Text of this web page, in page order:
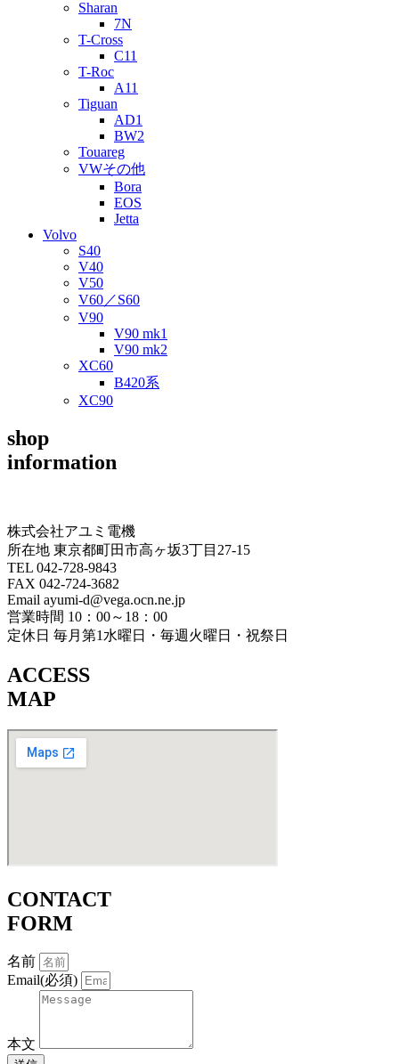
Sharan
7N
T-Cross
C11
T-Roc
A11
Tiguan
AD1
BW2
Touareg
VWその他
Bora
EOS
Jetta
Volvo
S40
V40
V50
V60／S60
V90
V90 mk1
V90 mk2
XC60
B420系
XC90
shop
information
株式会社アユミ電機
所在地 東京都町田市高ヶ坂3丁目27‐15
TEL 042-728-9843
FAX 042-724-3682
Email ayumi-d@vega.ocn.ne.jp
営業時間 10：00～18：00
定休日 毎月第1水曜日・毎週火曜日・祝祭日
ACCESS
MAP
CONTACT
FORM
名前
Email(必須)
本文